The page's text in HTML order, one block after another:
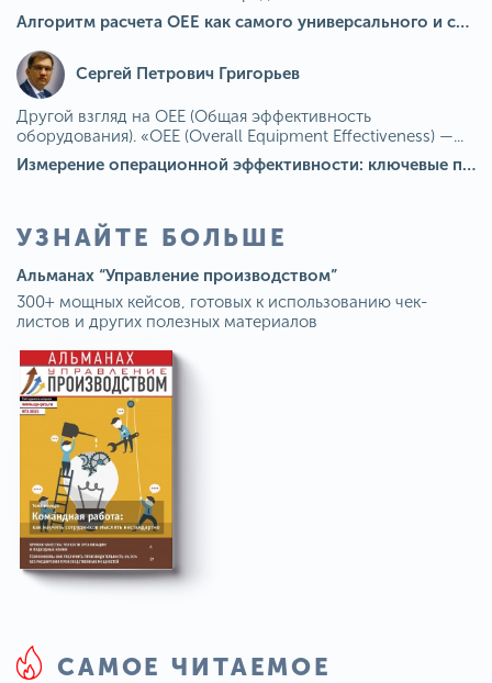
Алгоритм расчета ОЕЕ как самого универсального и современного показателя эффективности оборудования в мире
Сергей Петрович Григорьев
Другой взгляд на OEE (Общая эффективность
оборудования). «OEE (Overall Equipment Effectiveness) —...
Измерение операционной эффективности: ключевые показатели для непрерывного совершенствования
УЗНАЙТЕ БОЛЬШЕ
Альманах “Управление производством”
300+ мощных кейсов, готовых к использованию чек-
листов и других полезных материалов
САМОЕ ЧИТАЕМОЕ